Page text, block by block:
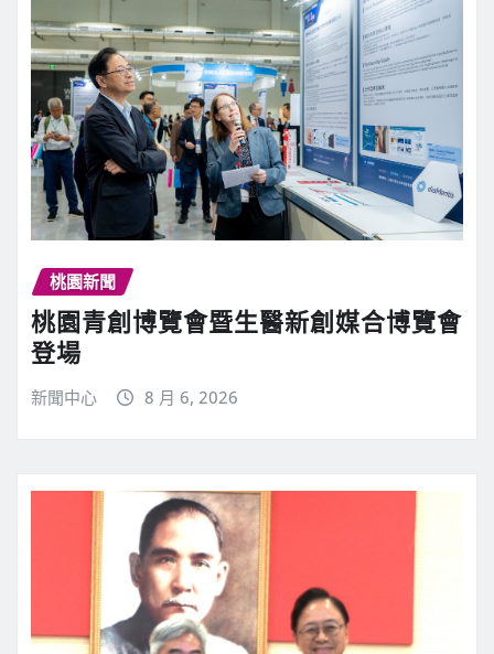
桃園新聞
桃園青創博覽會暨生醫新創媒合博覽會
登場
新聞中心 8 月 6, 2026